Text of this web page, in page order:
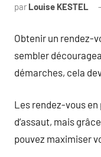
par Louise KESTEL
Obtenir un rendez-
sembler
démarches, cela
Les rendez-vous
d’assaut, mais
pouvez maximiser